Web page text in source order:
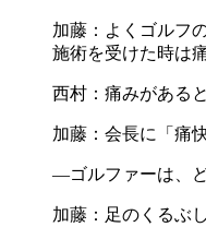
加藤：よくゴルフ
施術を受けた時は
西村：痛みがある
加藤：会長に「痛
―ゴルファーは、
加藤：足のくるぶ